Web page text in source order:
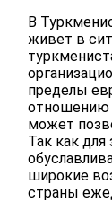
В
живет в
пределы
отношению
может
Так как
широкие
страны